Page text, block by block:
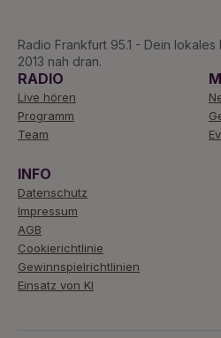
Radio Frankfurt 95.1 - Dein
2013 nah dran.
RADIO
Live hören
Programm
Team
INFO
Datenschutz
Impressum
AGB
Cookierichtlinie
Gewinnspielrichtlinien
Einsatz von KI